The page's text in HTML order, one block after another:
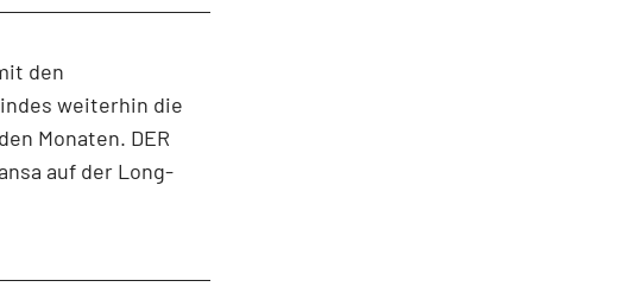
den
weiterhin die
Monaten. DER
auf der Long-